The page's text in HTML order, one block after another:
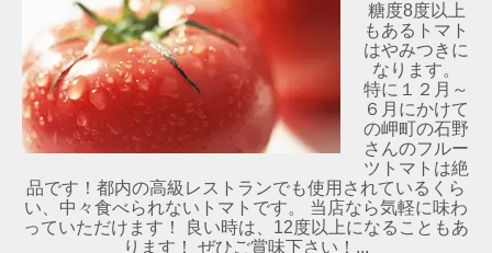
糖度8度以上
もあるトマト
はやみつきに
なります。
特に１２月～
６月にかけて
の岬町の石野
さんのフルー
ツトマトは絶
品です！都内の高級レストランでも使用されているくら
い、中々食べられないトマトです。 当店なら気軽に味わ
っていただけます！ 良い時は、12度以上になることもあ
ります！ ぜひご賞味下さい！...